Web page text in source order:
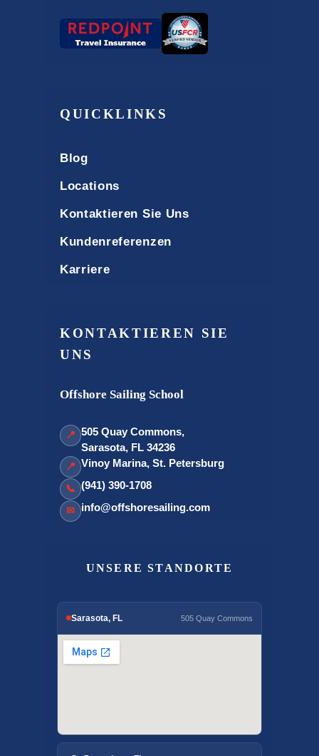
QUICKLINKS
Blog
Locations
Kontaktieren Sie Uns
Kundenreferenzen
Karriere
KONTAKTIEREN SIE
UNS
Offshore Sailing School
📍 505 Quay Commons,
Sarasota, FL 34236
📍 Vinoy Marina, St. Petersburg
📞 (941) 390-1708
✉ info@offshoresailing.com
UNSERE STANDORTE
Sarasota, FL 505 Quay Commons